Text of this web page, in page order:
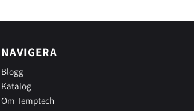
NAVIGERA
Blogg
Katalog
Om Temptech